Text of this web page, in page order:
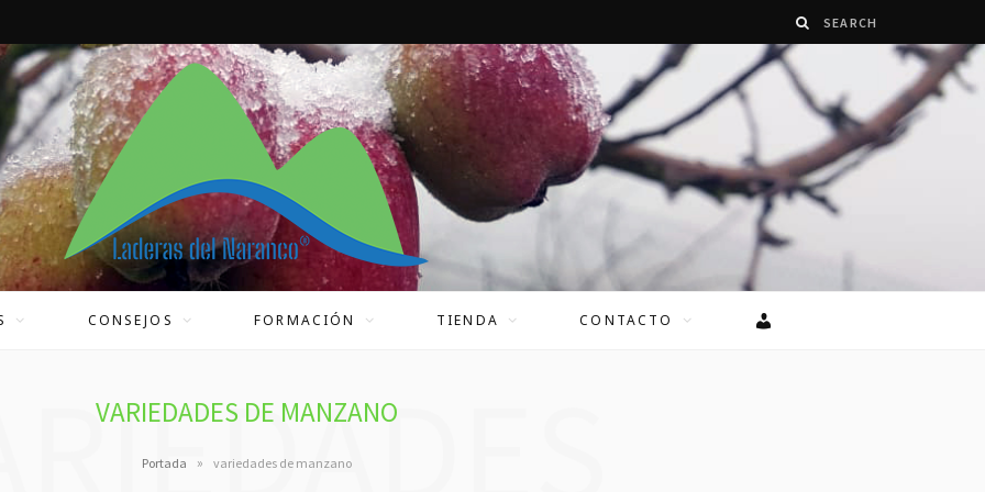
CONSEJOS FORMACIÓN TIENDA CONTACTO
VARIEDADES DE MANZANO
Portada » variedades de manzano